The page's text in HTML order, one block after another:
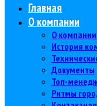
Главная
О компании
О компании
История
Документы
Топ-
Ритмы